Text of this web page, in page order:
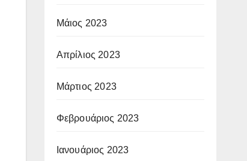
Μάιος 2023
Απρίλιος 2023
Μάρτιος 2023
Φεβρουάριος 2023
Ιανουάριος 2023